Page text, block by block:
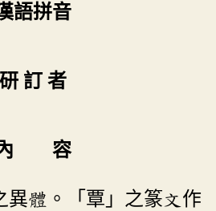
語拼音
研 訂 者
容
異體。「覃」之篆文作